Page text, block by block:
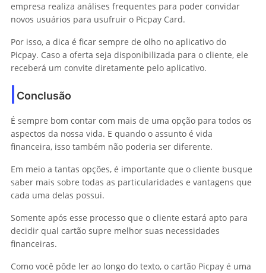
empresa realiza análises frequentes para poder convidar
novos usuários para usufruir o Picpay Card.
Por isso, a dica é ficar sempre de olho no aplicativo do
Picpay. Caso a oferta seja disponibilizada para o cliente, ele
receberá um convite diretamente pelo aplicativo.
Conclusão
É sempre bom contar com mais de uma opção para todos os
aspectos da nossa vida. E quando o assunto é vida
financeira, isso também não poderia ser diferente.
Em meio a tantas opções, é importante que o cliente busque
saber mais sobre todas as particularidades e vantagens que
cada uma delas possui.
Somente após esse processo que o cliente estará apto para
decidir qual cartão supre melhor suas necessidades
financeiras.
Como você pôde ler ao longo do texto, o cartão Picpay é uma